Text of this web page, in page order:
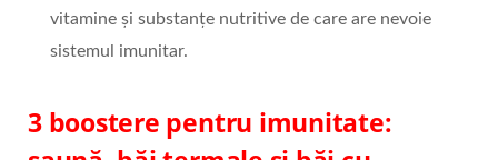
vitamine și substanțe nutritive de care are nevoie
sistemul imunitar.
3 boostere pentru imunitate: